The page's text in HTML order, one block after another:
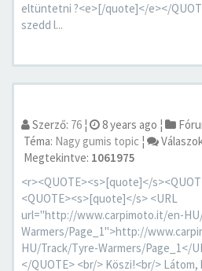
eltüntetni ?<e>[/quote]</e></
szedd l...
Szerző: 76 ¦ 8 years ago ¦
Téma: Nagy gumis topic ¦
Megtekintve: 1061975
<r><QUOTE><s>[quote]</
<QUOTE><s>[quote]</s> <URL
url="http://www.carpimoto.it/en-
Warmers/Page_1">http://
HU/Track/Tyre-Warmers/Page_1</
</QUOTE> <br/> Köszi!<br/>